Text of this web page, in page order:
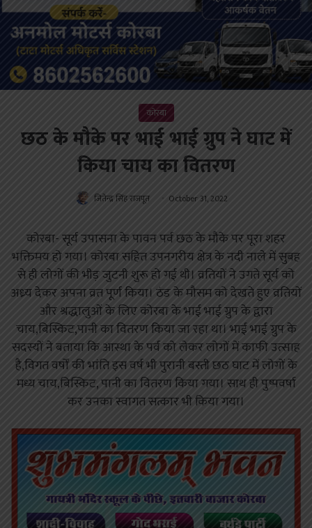
कोरबा
छठ के मौके पर भाई भाई ग्रुप ने घाट में
किया चाय का वितरण
जितेन्द्र सिंह राजपूत October 31, 2022
कोरबा- सूर्य उपासना के पावन पर्व छठ के मौके पर पूरा शहर
भक्तिमय हो गया। कोरबा सहित उपनगरीय क्षेत्र के नदी नाले में सुबह
से ही लोगों की भीड़ जुटनी शुरू हो गई थी। व्रतियों ने उगते सूर्य को
अध्र्य देकर अपना व्रत पूर्ण किया। ठंड के मौसम को देखते हुए व्रतियों
और श्रद्धालुओं के लिए कोरबा के भाई भाई ग्रुप के द्वारा
चाय,बिस्किट,पानी का वितरण किया जा रहा था। भाई भाई ग्रुप के
सदस्यों ने बताया कि आस्था के पर्व को लेकर लोगों में काफी उत्साह
है,विगत वर्षों की भांति इस वर्ष भी पुरानी बस्ती छठ घाट में लोगों के
मध्य चाय,बिस्किट, पानी का वितरण किया गया। साथ ही पुष्पवर्षा
कर उनका स्वागत सत्कार भी किया गया।